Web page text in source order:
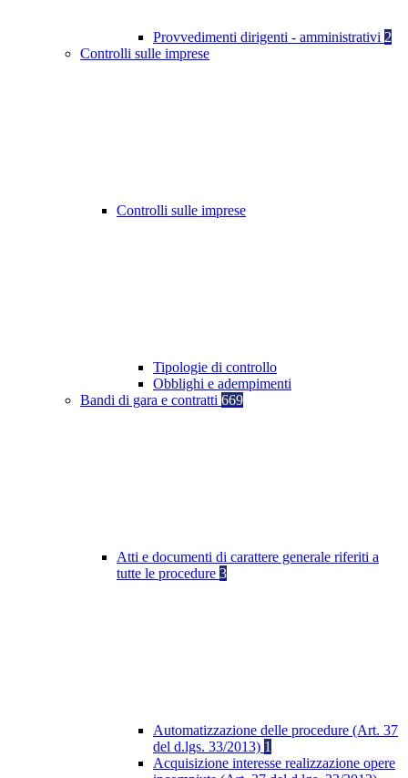
Provvedimenti dirigenti - amministrativi 2
Controlli sulle imprese
Controlli sulle imprese
Tipologie di controllo
Obblighi e adempimenti
Bandi di gara e contratti 669
Atti e documenti di carattere generale riferiti a
tutte le procedure 3
Automatizzazione delle procedure (Art. 37
del d.lgs. 33/2013) 1
Acquisizione interesse realizzazione opere